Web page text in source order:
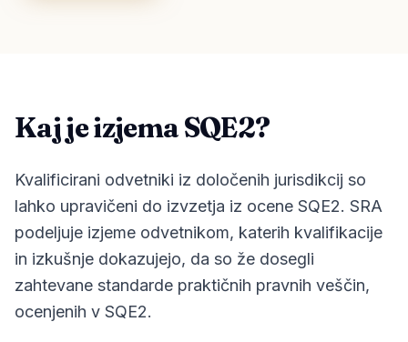
Kaj je izjema SQE2?
Kvalificirani odvetniki iz določenih jurisdikcij so
lahko upravičeni do izvzetja iz ocene SQE2. SRA
podeljuje izjeme odvetnikom, katerih kvalifikacije
in izkušnje dokazujejo, da so že dosegli
zahtevane standarde praktičnih pravnih veščin,
ocenjenih v SQE2.